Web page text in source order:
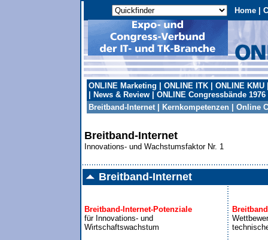
Home
ONLINE Marketing ONLINE ITK| ONLINE KMU
News & Review| ONLINE Congressbände 1976
Breitband-Internet| Kernkompetenzen| Online
Breitband-Internet
Innovations- und Wachstumsfaktor Nr. 1
Breitband-Internet
Breitband-Internet-Potenziale
für Innovations- und
Wirtschaftswachstum